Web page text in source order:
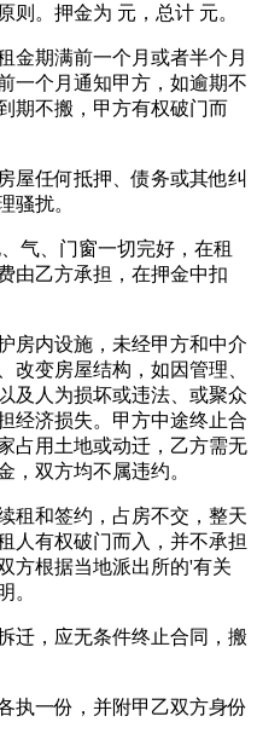
则。押金为 元，总计 元。
金期满前一个月或者半个月
一个月通知甲方，如逾期不
期不搬，甲方有权破门而
屋任何抵押、债务或其他纠
骚扰。
气、门窗一切完好，在租
由乙方承担，在押金中扣
房内设施，未经甲方和中介
改变房屋结构，如因管理、
及人为损坏或违法、或聚众
经济损失。甲方中途终止合
占用土地或动迁，乙方需无
，双方均不属违约。
租和签约，占房不交，整天
人有权破门而入，并不承担
方根据当地派出所的'有关
。
迁，应无条件终止合同，搬
执一份，并附甲乙双方身份